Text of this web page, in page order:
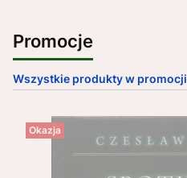
Promocje
Wszystkie produkty w promocji
Okazja